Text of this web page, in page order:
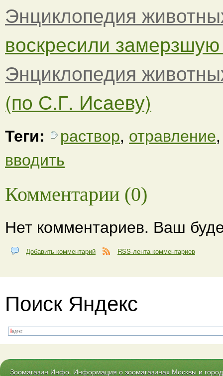
Энциклопедия
воскресили замерзшую
Энциклопедия
(по С.Г. Исаеву)
Теги: раствор, отравление
вводить
Комментарии (0)
Нет комментариев. Ваш
Добавить комментарий RSS-лента комментариев
Поиск Яндекс
Зоомагазин Инфо. Информация о зоомагазинах Москвы и